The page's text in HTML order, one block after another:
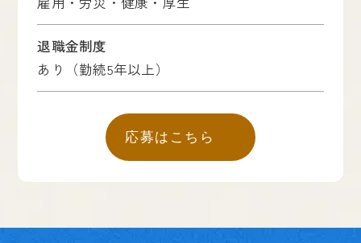
退職金制度
あり（勤続5年以上）
応募はこちら